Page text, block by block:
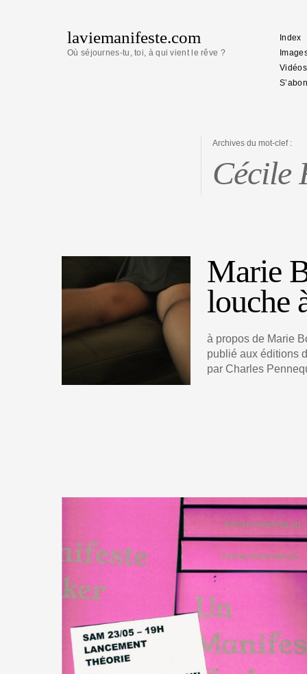
laviemanifeste.com
Où séjournes-tu, toi, à qui vient le rêve ?
Index
Vidéos
Archives du mot-clef :
Cécile
Marie
louche
à propos de Marie
publié aux éditions
par Charles